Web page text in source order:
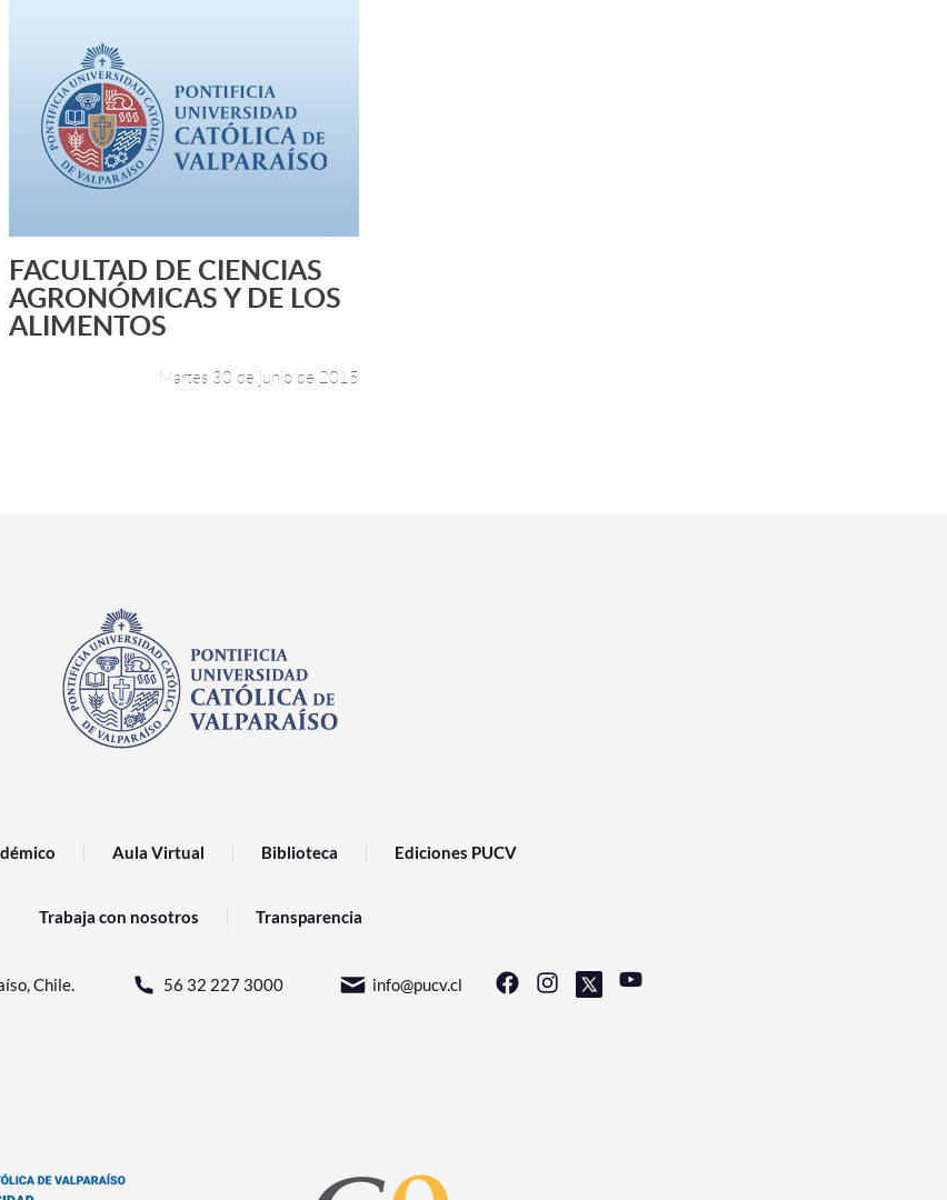
Leer más +
FACULTAD DE CIENCIAS
AGRONÓMICAS Y DE LOS
ALIMENTOS
Martes 30 de junio de 2015
Aula Virtual Biblioteca Ediciones PUCV
Trabaja con nosotros Transparencia
Chile. 56 32 227 3000 info@pucv.cl